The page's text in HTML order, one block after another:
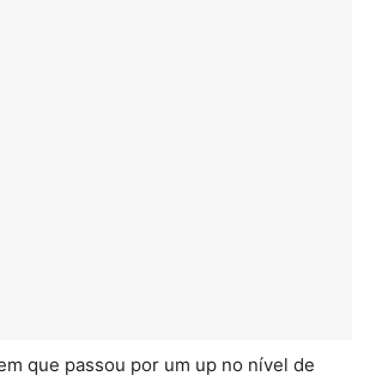
que passou por um up no nível de